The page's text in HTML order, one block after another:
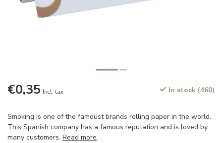
€0,35 Incl. tax In stock (460)
Smoking is one of the famoust brands rolling paper in the world.
This Spanish company has a famous reputation and is loved by
many customers. Read more.